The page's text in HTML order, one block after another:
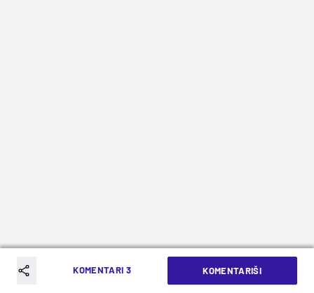
KOMENTARI 3 KOMENTARIŠI